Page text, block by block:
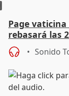
Page
rebasará las
Sonido